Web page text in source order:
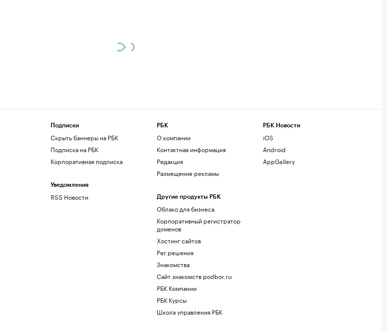
Подписки
Скрыть баннеры на РБК
Подписка на РБК
Корпоративная подписка
Уведомления
RSS Новости
РБК
О компании
Контактная информация
Редакция
Размещение рекламы
Другие продукты РБК
Облако для бизнеса
Корпоративный регистратор
доменов
Хостинг сайтов
Рег.решения
Знакомства
Сайт знакомств podbor.ru
РБК Компании
РБК Курсы
Школа управления РБК
РБК Новости
iOS
Android
AppGallery